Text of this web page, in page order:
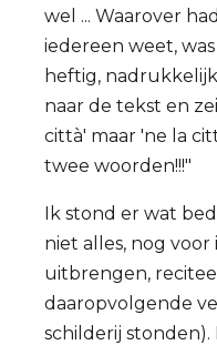
wel ... Waarover
iedereen weet,
heftig,
naar de tekst en
città' maar 'ne la
twee woorden!!!"
Ik stond er wat
niet alles, nog
uitbrengen,
daaropvolgende
schilderij